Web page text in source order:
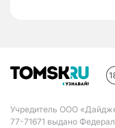
Учредитель ООО
77-71671 выдано